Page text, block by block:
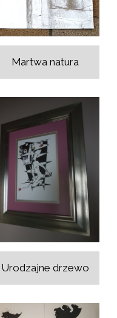
Martwa natura
Urodzajne drzewo